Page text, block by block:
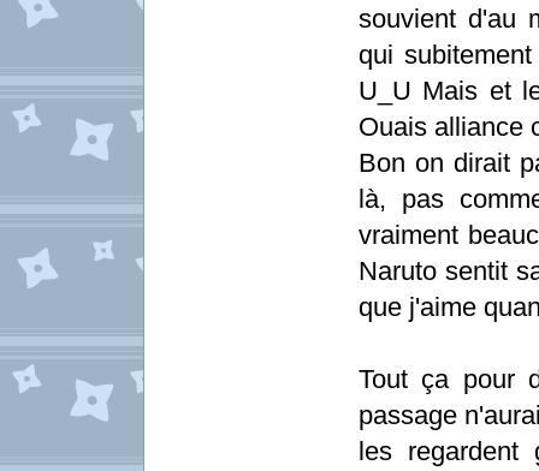
souvient d'au
qui
U_U Mais et
Ouais alliance
Bon on dirait
là, pas
vraiment
Naruto sentit
que j'aime
Tout ça pour
passage
les regardent